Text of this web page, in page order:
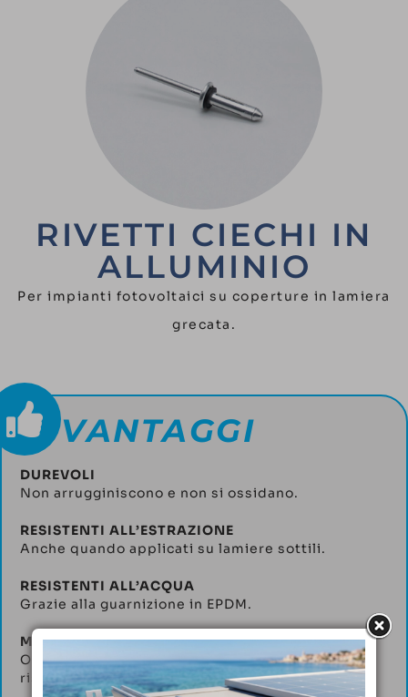
RIVETTI CIECHI IN
ALLUMINIO
Per impianti fotovoltaici su coperture in lamiera
grecata.
VANTAGGI
DUREVOLI
Non arrugginiscono e non si ossidano.
RESISTENTI ALL’ESTRAZIONE
Anche quando applicati su lamiere sottili.
RESISTENTI ALL’ACQUA
Grazie alla guarnizione in EPDM.
MIGLIORANO LA RESISTENZA STRUTTURALE
Offrono una maggior resistenza strutturale
rispetto ai rivetti a fiore.